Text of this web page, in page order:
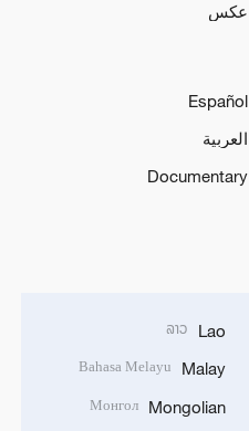
عکس
Español
العربية
Documentary
Lao
ລາວ
Malay
Bahasa Melayu
Mongolian
Монгол